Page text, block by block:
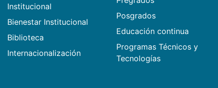
Institucional
Bienestar Institucional
Biblioteca
Internacionalización
Posgrados
Educación continua
Programas Técnicos y
Tecnologías